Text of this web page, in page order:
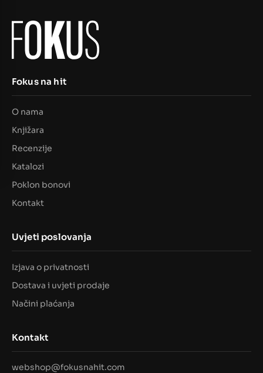
Fokus na hit
O nama
Knjižara
Recenzije
Katalozi
Poklon bonovi
Kontakt
Uvjeti poslovanja
Izjava o privatnosti
Dostava i uvjeti prodaje
Načini plaćanja
Kontakt
webshop@fokusnahit.com